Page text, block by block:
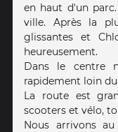
en haut d'un
ville. Après la
glissantes et
heureusement.
Dans le centre
rapidement loin
La route est
scooters et vélo,
Nous arrivons